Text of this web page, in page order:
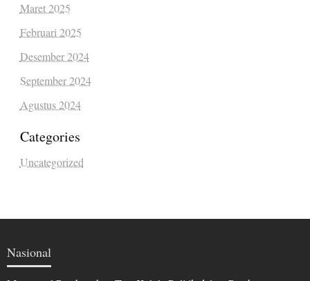
Maret 2025
Februari 2025
Desember 2024
September 2024
Agustus 2024
Categories
Uncategorized
Nasional